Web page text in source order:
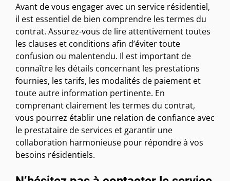
Avant de vous engager avec un service résidentiel,
il est essentiel de bien comprendre les termes du
contrat. Assurez-vous de lire attentivement toutes
les clauses et conditions afin d’éviter toute
confusion ou malentendu. Il est important de
connaître les détails concernant les prestations
fournies, les tarifs, les modalités de paiement et
toute autre information pertinente. En
comprenant clairement les termes du contrat,
vous pourrez établir une relation de confiance avec
le prestataire de services et garantir une
collaboration harmonieuse pour répondre à vos
besoins résidentiels.